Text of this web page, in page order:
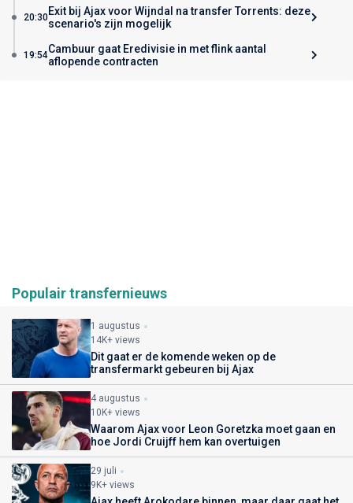
20:30Exit bij Ajax voor Wijndal na transfer Torrents: deze
scenario's zijn mogelijk
19:54Cambuur gaat Eredivisie in met flink aantal
aflopende contracten
Populair transfernieuws
1 augustus
14K+ views
Dit gaat er de komende weken op de
transfermarkt gebeuren bij Ajax
4 augustus
10K+ views
Waarom Ajax voor Leon Goretzka moet gaan en
hoe Jordi Cruijff hem kan overtuigen
29 juli
9K+ views